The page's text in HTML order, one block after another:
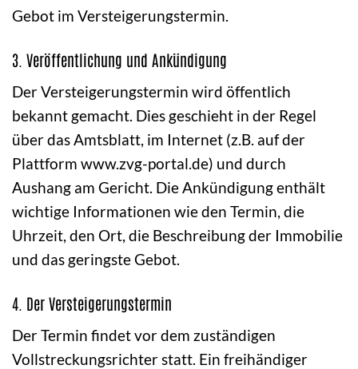
Gebot im Versteigerungstermin.
3. Veröffentlichung und Ankündigung
Der Versteigerungstermin wird öffentlich
bekannt gemacht. Dies geschieht in der Regel
über das Amtsblatt, im Internet (z.B. auf der
Plattform www.zvg-portal.de) und durch
Aushang am Gericht. Die Ankündigung enthält
wichtige Informationen wie den Termin, die
Uhrzeit, den Ort, die Beschreibung der Immobilie
und das geringste Gebot.
4. Der Versteigerungstermin
Der Termin findet vor dem zuständigen
Vollstreckungsrichter statt. Ein freihändiger